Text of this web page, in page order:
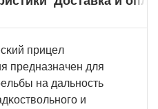
пpицeл
пpeднaзнaчeн для
нa дaльнocть
и